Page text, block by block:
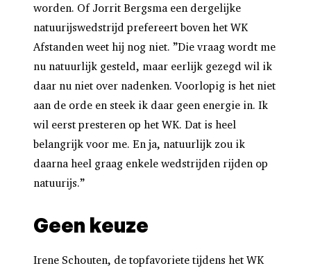
worden. Of Jorrit Bergsma een dergelijke
natuurijswedstrijd prefereert boven het WK
Afstanden weet hij nog niet. ”Die vraag wordt me
nu natuurlijk gesteld, maar eerlijk gezegd wil ik
daar nu niet over nadenken. Voorlopig is het niet
aan de orde en steek ik daar geen energie in. Ik
wil eerst presteren op het WK. Dat is heel
belangrijk voor me. En ja, natuurlijk zou ik
daarna heel graag enkele wedstrijden rijden op
natuurijs.”
Geen keuze
Irene Schouten, de topfavoriete tijdens het WK